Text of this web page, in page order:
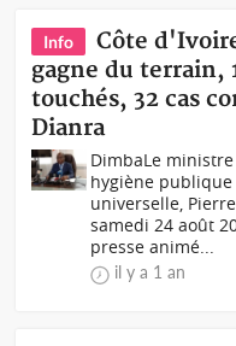
Info
Côte
gagne du terrain,
touchés, 32 cas
Dianra
DimbaLe
hygiène
universelle,
samedi 24 août
presse animé...
il y a 1 an